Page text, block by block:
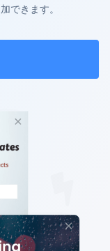
できます。